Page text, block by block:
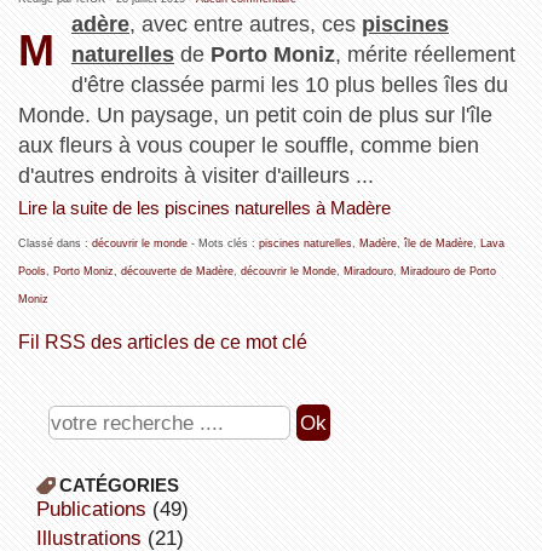
M
adère, avec entre autres, ces piscines
naturelles de Porto Moniz, mérite réellement
d'être classée parmi les 10 plus belles îles du
Monde. Un paysage, un petit coin de plus sur l'île
aux fleurs à vous couper le souffle, comme bien
d'autres endroits à visiter d'ailleurs ...
Lire la suite de les piscines naturelles à Madère
Classé dans : découvrir le monde- Mots clés : piscines naturelles, Madère, île de Madère, Lava
Pools, Porto Moniz découverte de Madère, découvrir le Monde, Miradouro, Miradouro de Porto
Moniz
Fil RSS des articles de ce mot clé
CATÉGORIES
publications (49)
illustrations (21)